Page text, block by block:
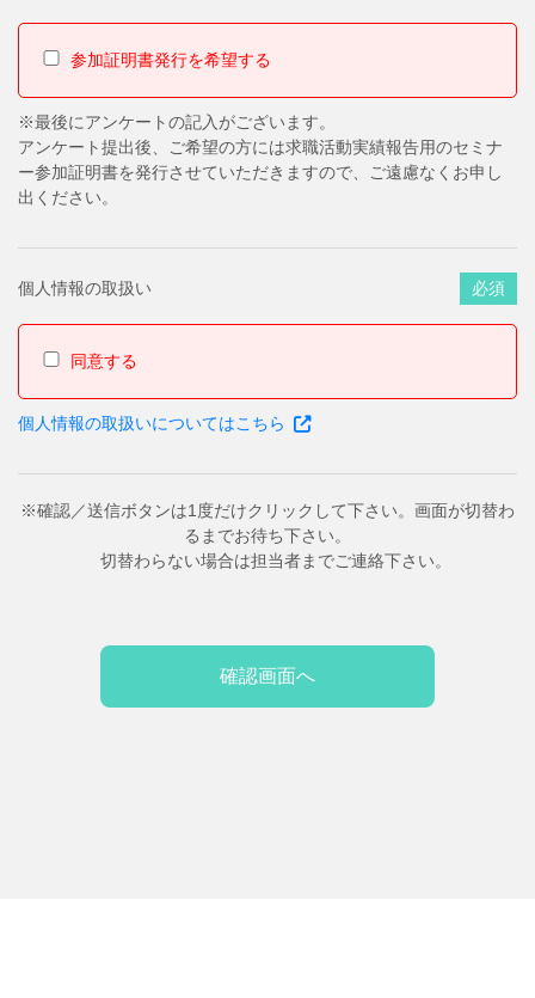
参加証明書発行を希望する
※最後にアンケートの記入がございます。
アンケート提出後、ご希望の方には求職活動実績報告用のセミナ
ー参加証明書を発行させていただきますので、ご遠慮なくお申し
出ください。
個人情報の取扱い 必須
同意する
個人情報の取扱いについてはこちら
※確認／送信ボタンは1度だけクリックして下さい。画面が切替わ
るまでお待ち下さい。
切替わらない場合は担当者までご連絡下さい。